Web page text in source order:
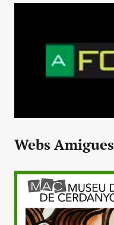
Webs Amigues